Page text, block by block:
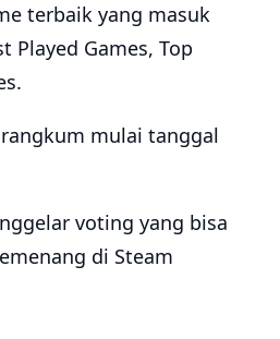
terbaik yang masuk
Played Games, Top
mulai tanggal
voting yang bisa
di Steam